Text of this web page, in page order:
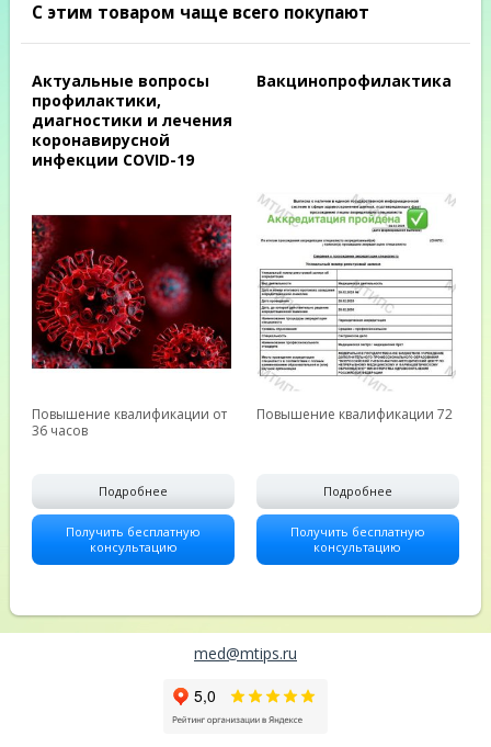
С этим товаром чаще всего покупают
Актуальные вопросы
профилактики,
диагностики и лечения
коронавирусной
инфекции COVID-19
Повышение квалификации от
36 часов
Подробнее
Получить бесплатную
консультацию
Вакцинопрофилактика
Повышение квалификации 72
Подробнее
Получить бесплатную
консультацию
med@mtips.ru